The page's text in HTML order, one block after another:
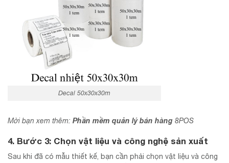
Decal 50x30x30m
Mời bạn xem thêm: Phần mềm quản lý bán hàng 8POS
4. Bước 3: Chọn vật liệu và công nghệ sản xuất
Sau khi đã có mẫu thiết kế, bạn cần phải chọn vật liệu và công